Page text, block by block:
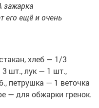
зажарка
его ещё и очень
хлеб — 1/3
шт., лук — 1 шт.,
петрушка — 1 веточка
— для обжарки гренок.